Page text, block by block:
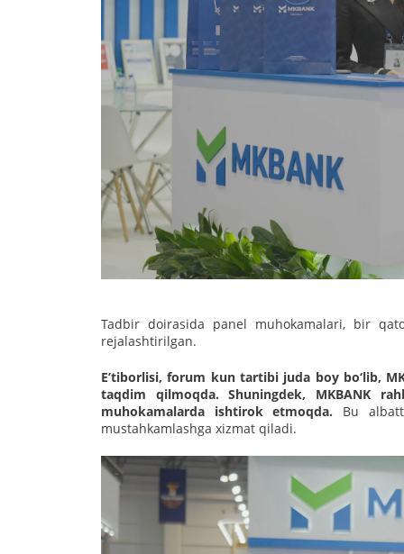
Tadbir doirasida panel muhokamalari, bir
rejalashtirilgan.
E’tiborlisi, forum kun tartibi juda boy bo‘lib,
taqdim qilmoqda. Shuningdek, MKBANK
muhokamalarda ishtirok etmoqda. Bu
mustahkamlashga xizmat qiladi.